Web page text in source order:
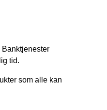
tid.
som alle kan